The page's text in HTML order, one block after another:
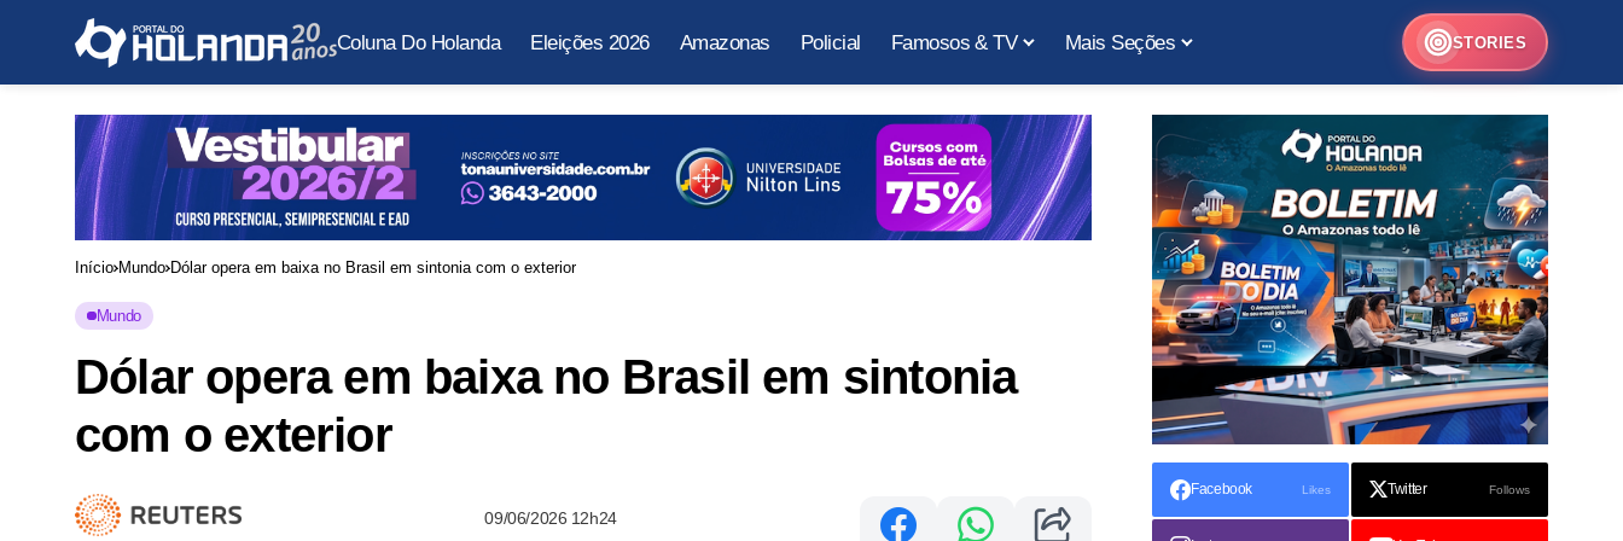
Coluna Do Holanda Eleições 2026 Amazonas Policial Famosos & TV Mais Seções STORIES
Início Mundo Dólar opera em baixa no Brasil em sintonia com o exterior
Mundo
Dólar opera em baixa no Brasil em sintonia
com o exterior
09/06/2026 12h24
Facebook Likes Twitter Follows